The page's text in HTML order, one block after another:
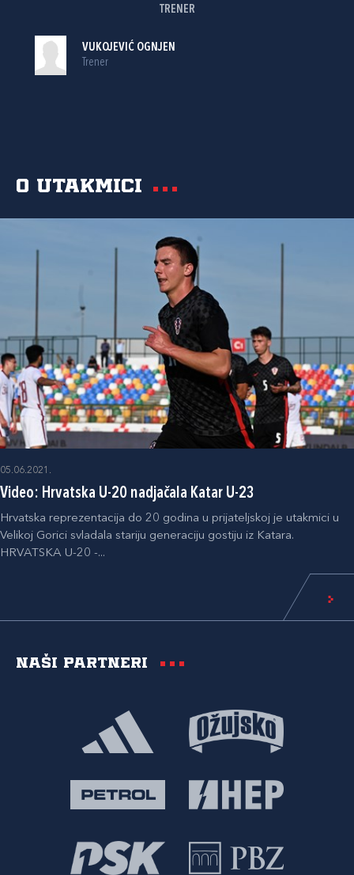
TRENER
VUKOJEVIĆ OGNJEN
Trener
O utakmici
05.06.2021.
Video: Hrvatska U-20 nadjačala Katar U-23
Hrvatska reprezentacija do 20 godina u prijateljskoj je utakmici u
Velikoj Gorici svladala stariju generaciju gostiju iz Katara.
HRVATSKA U-20 -...
Naši partneri